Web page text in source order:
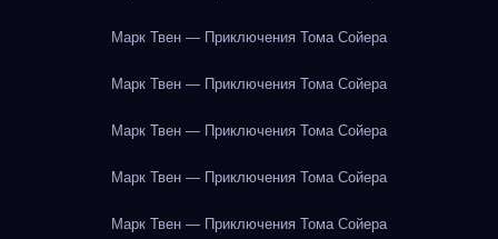
Марк Твен — Приключения Тома Сойера
Марк Твен — Приключения Тома Сойера
Марк Твен — Приключения Тома Сойера
Марк Твен — Приключения Тома Сойера
Марк Твен — Приключения Тома Сойера